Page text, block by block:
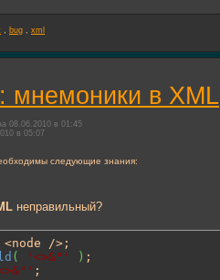
, bug , xml
мнемоники в XML
08.06.2010 в 01:45
в 05:07
следующие знания:
неправильный?
<node />;
( '<>&"' ) ;
;